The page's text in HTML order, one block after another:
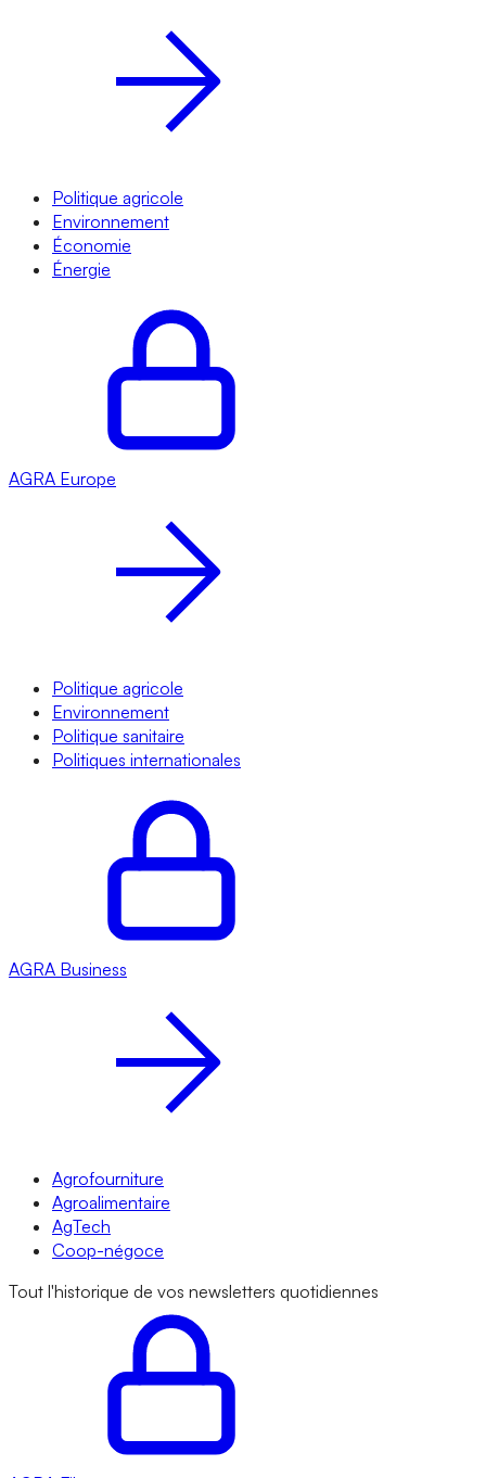
Politique agricole
Environnement
Économie
Énergie
AGRA Europe
Politique agricole
Environnement
Politique sanitaire
Politiques internationales
AGRA Business
Agrofourniture
Agroalimentaire
AgTech
Coop-négoce
Tout l'historique de vos newsletters quotidiennes